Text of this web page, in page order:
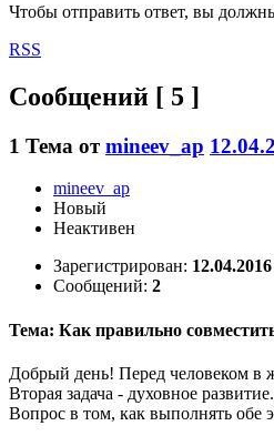
Чтобы отправить ответ, вы
RSS
Сообщений [ 5 ]
1 Тема отmineev_ap
mineev_ap
Новый
Неактивен
Зарегистрирован: 12.04.2016
Сообщений: 2
Тема: Как правильно
Добрый день! Перед человеком в
Вторая задача - духовное
Вопрос в том, как выполнять обе